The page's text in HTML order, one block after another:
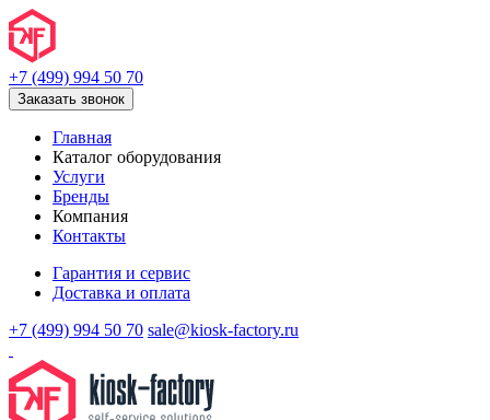
+7 (499) 994 50 70
Заказать звонок
Главная
Каталог оборудования
Услуги
Бренды
Компания
Контакты
Гарантия и сервис
Доставка и оплата
+7 (499) 994 50 70 sale@kiosk-factory.ru